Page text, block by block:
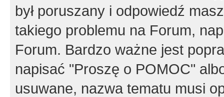
był poruszany i odpowiedź
takiego problemu na Forum,
Forum. Bardzo ważne jest
napisać "Proszę o POMOC"
usuwane, nazwa tematu musi